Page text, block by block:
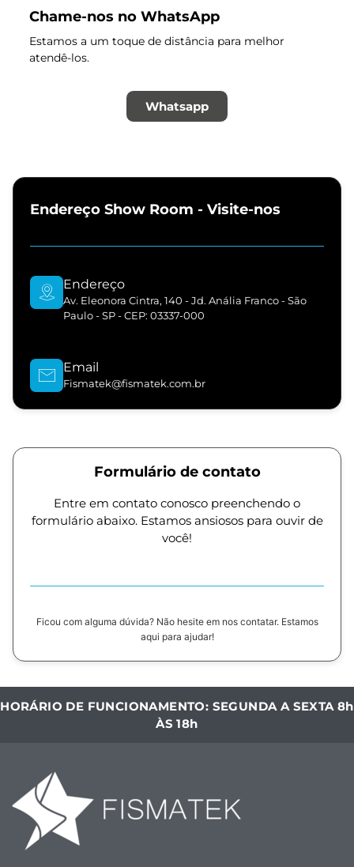
Chame-nos no WhatsApp
Estamos a um toque de distância para melhor
atendê-los.
Whatsapp
Endereço Show Room - Visite-nos
Endereço
Av. Eleonora Cintra, 140 - Jd. Anália Franco - São
Paulo - SP - CEP: 03337-000
Email
Fismatek@fismatek.com.br
Formulário de contato
Entre em contato conosco preenchendo o
formulário abaixo. Estamos ansiosos para ouvir de
você!
Ficou com alguma dúvida? Não hesite em nos contatar. Estamos
aqui para ajudar!
HORÁRIO DE FUNCIONAMENTO: SEGUNDA A SEXTA 8h
ÀS 18h